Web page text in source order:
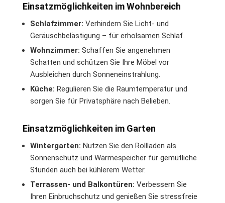
Einsatzmöglichkeiten im Wohnbereich
Schlafzimmer: Verhindern Sie Licht- und
Geräuschbelästigung – für erholsamen Schlaf.
Wohnzimmer: Schaffen Sie angenehmen
Schatten und schützen Sie Ihre Möbel vor
Ausbleichen durch Sonneneinstrahlung.
Küche: Regulieren Sie die Raumtemperatur und
sorgen Sie für Privatsphäre nach Belieben.
Einsatzmöglichkeiten im Garten
Wintergarten: Nutzen Sie den Rollladen als
Sonnenschutz und Wärmespeicher für gemütliche
Stunden auch bei kühlerem Wetter.
Terrassen- und Balkontüren: Verbessern Sie
Ihren Einbruchschutz und genießen Sie stressfreie